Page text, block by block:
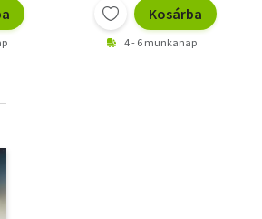
Kosárba
4 - 6 munkanap